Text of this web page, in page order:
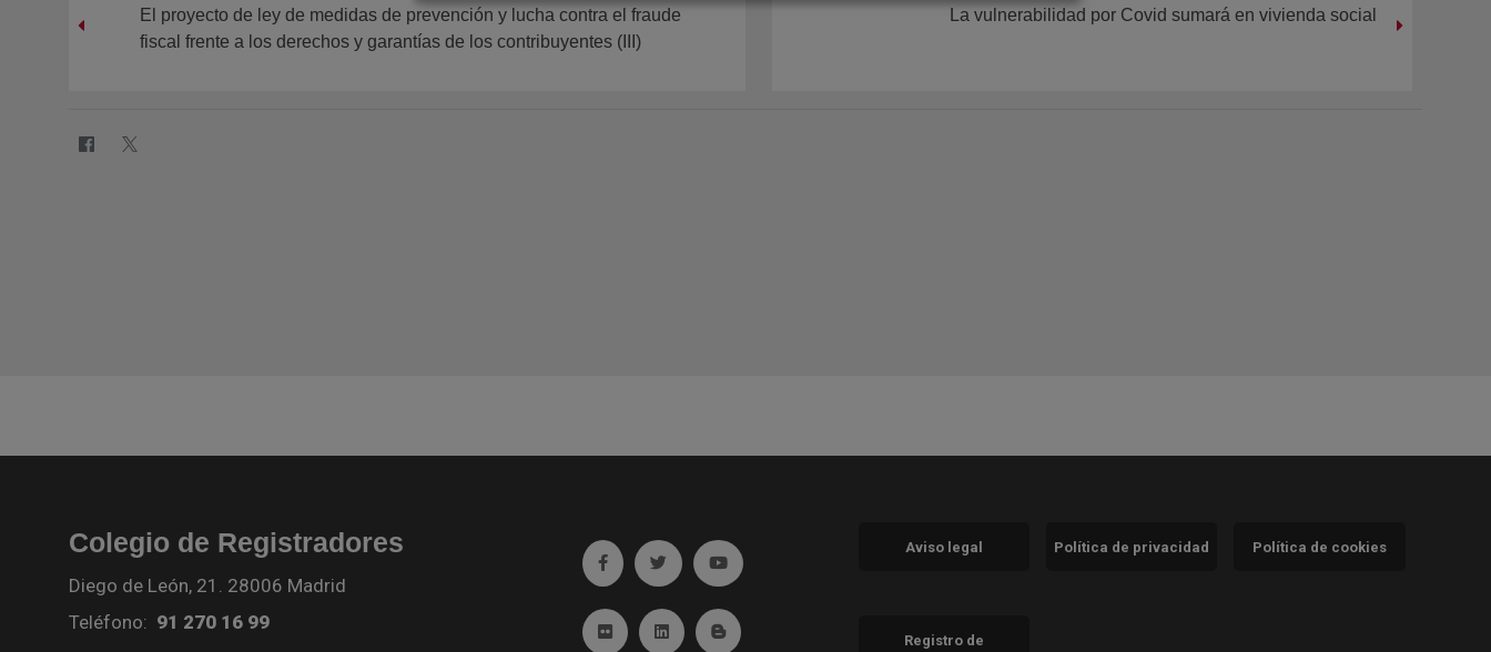
El proyecto de ley de medidas de prevención y lucha contra el fraude
fiscal frente a los derechos y garantías de los contribuyentes (III)
La vulnerabilidad por Covid sumará en vivienda social
Colegio de Registradores
Diego de León, 21. 28006 Madrid
Teléfono: 91 270 16 99
Ir a facebook (abre en ventana nueva)
Ir a twitter (abre en ventana nueva)
Ir a YouTube (abre en ventana nueva)
Ir a Flickr (abre en ventana nueva)
Ir a Linkedin (abre en ventana nueva)
Ir al Blog (abre en ventana nueva)
Aviso legal Política de privacidad Política de cookies
Registro de